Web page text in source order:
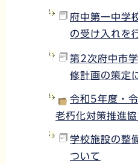
府中第一中学
の受け入れを
第2次府中市
修計画の策定
令和5年度・
老朽化対策推進
学校施設の整
ついて